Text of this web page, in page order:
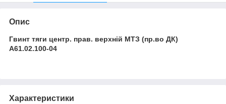
Опис
Гвинт тяги центр. прав. верхній МТЗ (пр.во ДК)
А61.02.100-04
Характеристики